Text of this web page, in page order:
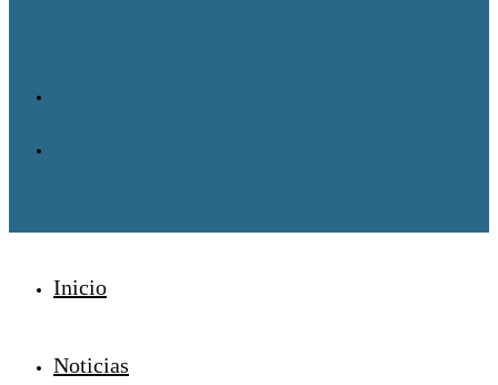
Inicio
Noticias